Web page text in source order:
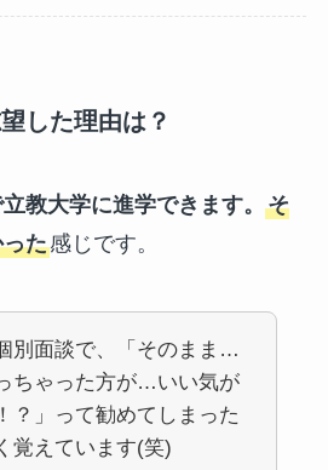
した理由は？
教大学に進学できます。
そ
た感じです。
別面談で、「そのまま…
ちゃった方が…いい気が
？」って勧めてしまった
覚えています(笑)